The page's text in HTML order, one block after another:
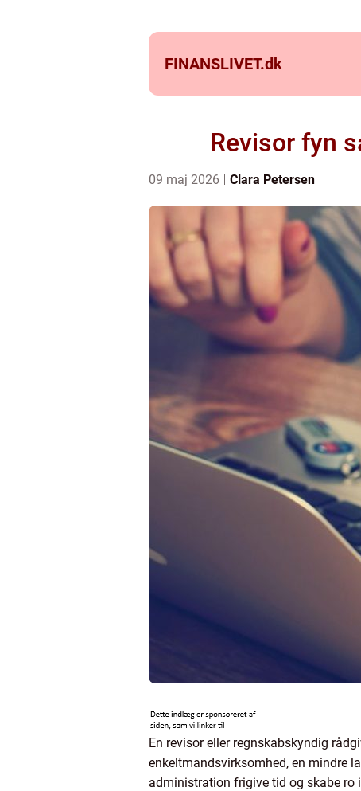
FINANSLIVET.dk
Revisor fyn
09 maj 2026 Clara Petersen
En revisor eller regnskabskyndig
enkeltmandsvirksomhed, en mindre
administration frigive tid og skabe ro